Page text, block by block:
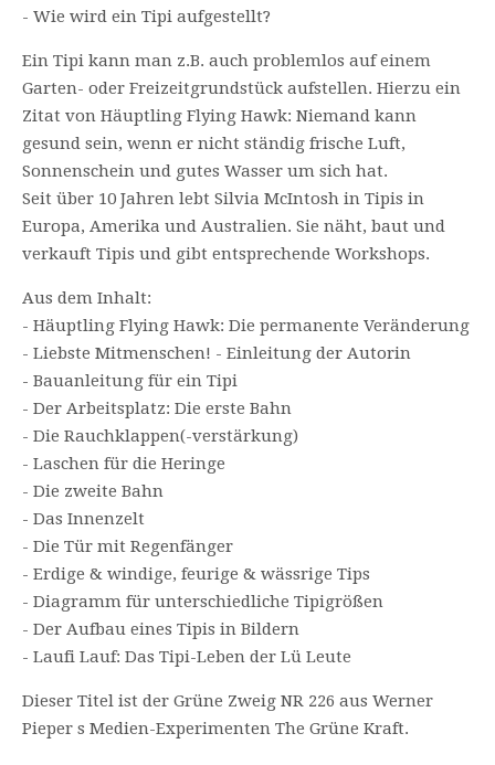
- Wie wird ein Tipi aufgestellt?
Ein Tipi kann man z.B. auch problemlos auf einem
Garten- oder Freizeitgrundstück aufstellen. Hierzu ein
Zitat von Häuptling Flying Hawk: Niemand kann
gesund sein, wenn er nicht ständig frische Luft,
Sonnenschein und gutes Wasser um sich hat.
Seit über 10 Jahren lebt Silvia McIntosh in Tipis in
Europa, Amerika und Australien. Sie näht, baut und
verkauft Tipis und gibt entsprechende Workshops.
Aus dem Inhalt:
- Häuptling Flying Hawk: Die permanente Veränderung
- Liebste Mitmenschen! - Einleitung der Autorin
- Bauanleitung für ein Tipi
- Der Arbeitsplatz: Die erste Bahn
- Die Rauchklappen(-verstärkung)
- Laschen für die Heringe
- Die zweite Bahn
- Das Innenzelt
- Die Tür mit Regenfänger
- Erdige & windige, feurige & wässrige Tips
- Diagramm für unterschiedliche Tipigrößen
- Der Aufbau eines Tipis in Bildern
- Laufi Lauf: Das Tipi-Leben der Lü Leute
Dieser Titel ist der Grüne Zweig NR 226 aus Werner
Pieper s Medien-Experimenten The Grüne Kraft.